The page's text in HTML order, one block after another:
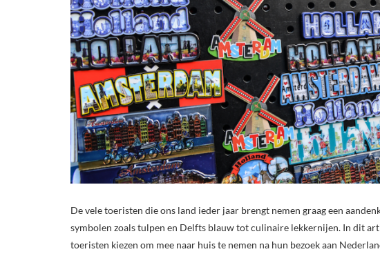
De vele toeristen die ons land ieder jaar brengt nemen graag een
symbolen zoals tulpen en Delfts blauw tot culinaire lekkernijen. In dit
toeristen kiezen om mee naar huis te nemen na hun bezoek aan